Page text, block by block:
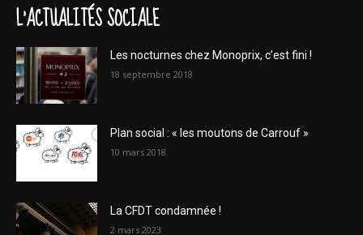
L'ACTUALITÉS SOCIALE
Les nocturnes chez Monoprix, c’est fini !
18 septembre 2018
Plan social : « les moutons de Carrouf »
10 mars 2018
La CFDT condamnée !
2 mars 2023